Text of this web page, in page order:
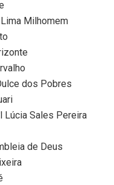
Milhomem
dos Pobres
Lúcia Sales Pereira
de Deus